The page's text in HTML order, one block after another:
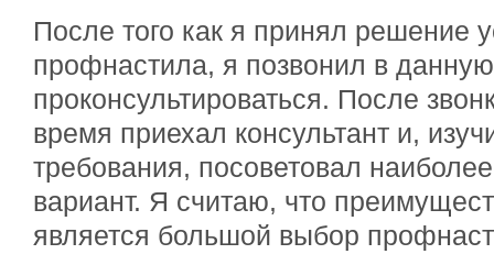
После того как я принял решение
профнастила, я позвонил в
проконсультироваться. После
время приехал консультант и,
требования, посоветовал
вариант. Я считаю, что
является большой выбор